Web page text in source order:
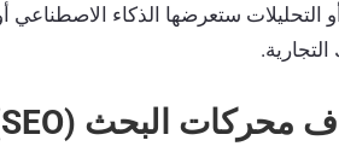
ستعرضها الذكاء الاصطناعي